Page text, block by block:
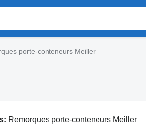
porte-conteneurs Meiller
Remorques porte-conteneurs Meiller